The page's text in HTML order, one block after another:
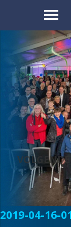
EN
2019-04-16-